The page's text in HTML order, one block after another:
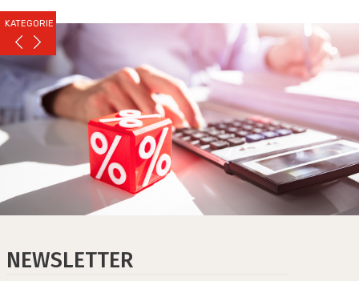
KATEGORIE
NEWSLETTER